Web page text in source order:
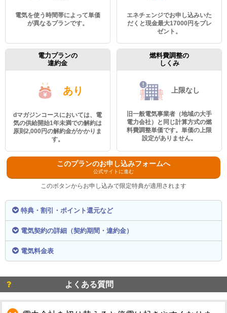
電気を使う時間帯によって単価
が異なるプランです。
エネチェンジでお申し込みいた
だくと現金最大17000円をプレ
ゼント。
電力プランの
違約金
あり
dマガジンコースにおいては、電
気の供給開始1年未満での解約は
原則2,000円の解約金がかかりま
す。
燃料費調整の
しくみ
上限なし
旧一般電気事業者（地域の大手
電力会社）と同じ計算方式の燃
料費調整単価です。単価の上限
設定がありません。
このプランのお申し込みフォームへ
公式サイトに進む
このボタンからお申し込みで限定特典が適用されます
特典・割引・ポイント還元など
電気契約の詳細（契約期間・違約金）
電気料金表
よくある質問